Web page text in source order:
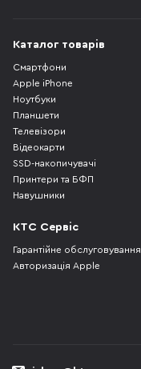
Каталог товарів
Смартфони
Apple iPhone
Ноутбуки
Планшети
Телевізори
Відеокарти
SSD-накопичувачі
Принтери та БФП
Навушники
КТС Сервіс
Гарантійне обслуговування
Авторизація Apple